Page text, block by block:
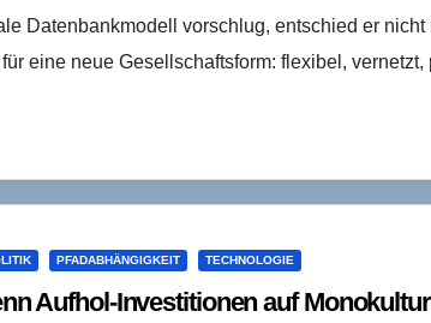
Datenbankmodell vorschlug, entschied er nicht
eine neue Gesellschaftsform: flexibel, vernetzt,
PFADABHÄNGIGKEIT TECHNOLOGIE
Aufhol-Investitionen auf